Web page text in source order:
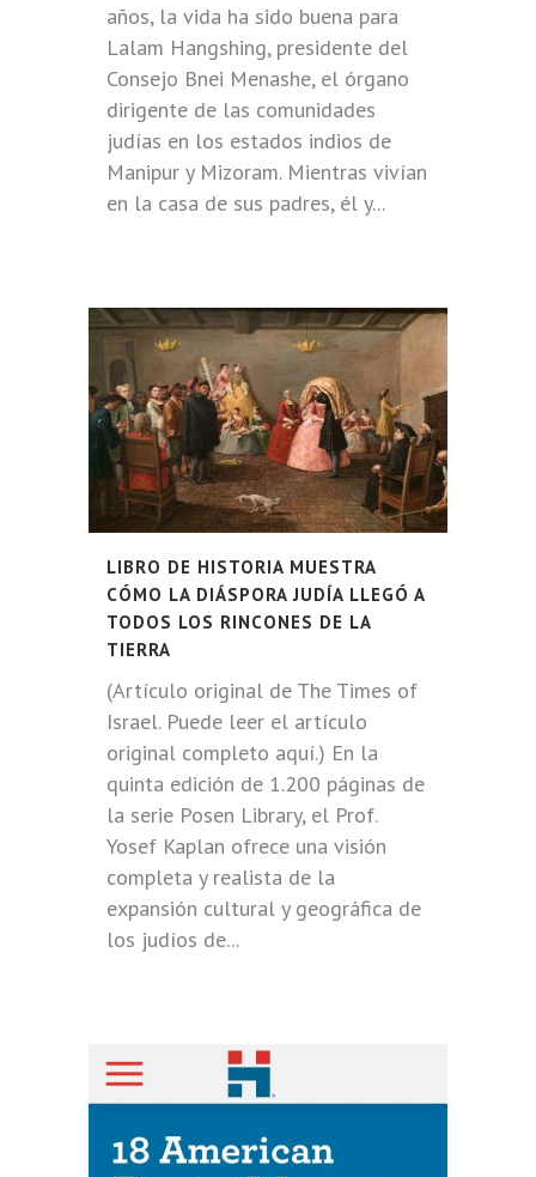
años, la vida ha sido buena para
Lalam Hangshing, presidente del
Consejo Bnei Menashe, el órgano
dirigente de las comunidades
judías en los estados indios de
Manipur y Mizoram. Mientras vivían
en la casa de sus padres, él y...
LIBRO DE HISTORIA MUESTRA
CÓMO LA DIÁSPORA JUDÍA LLEGÓ A
TODOS LOS RINCONES DE LA
TIERRA
(Artículo original de The Times of
Israel. Puede leer el artículo
original completo aquí.) En la
quinta edición de 1.200 páginas de
la serie Posen Library, el Prof.
Yosef Kaplan ofrece una visión
completa y realista de la
expansión cultural y geográfica de
los judíos de...